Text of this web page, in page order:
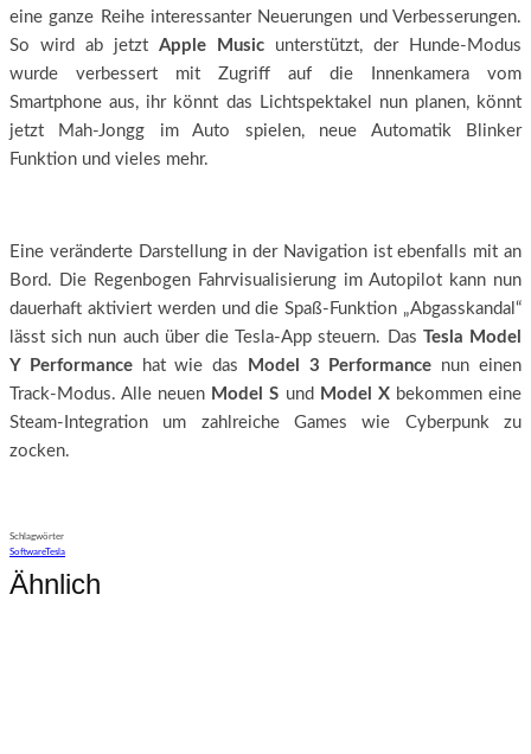
eine ganze Reihe interessanter Neuerungen und Verbesserungen.
So wird ab jetzt Apple Music unterstützt, der Hunde-Modus
wurde verbessert mit Zugriff auf die Innenkamera vom
Smartphone aus, ihr könnt das Lichtspektakel nun planen, könnt
jetzt Mah-Jongg im Auto spielen, neue Automatik Blinker
Funktion und vieles mehr.
Eine veränderte Darstellung in der Navigation ist ebenfalls mit an
Bord. Die Regenbogen Fahrvisualisierung im Autopilot kann nun
dauerhaft aktiviert werden und die Spaß-Funktion „Abgasskandal“
lässt sich nun auch über die Tesla-App steuern. Das Tesla Model
Y Performancehat wie das Model 3 Performance nun einen
Track-Modus. Alle neuen Model S und Model Xbekommen eine
Steam-Integration um zahlreiche Games wie Cyberpunk zu
zocken.
Schlagwörter
SoftwareTesla
Ähnlich